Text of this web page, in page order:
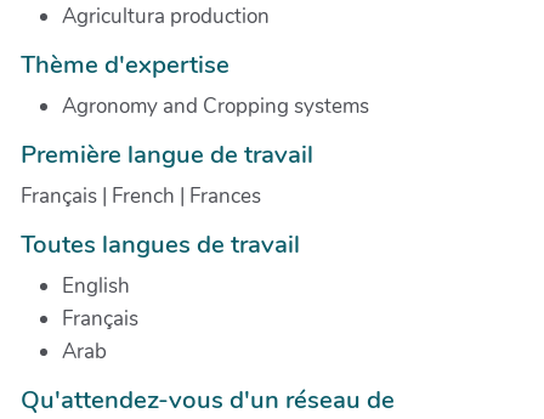
Agricultura production
Thème d'expertise
Agronomy and Cropping systems
Première langue de travail
Français | French | Frances
Toutes langues de travail
English
Français
Arab
Qu'attendez-vous d'un réseau de